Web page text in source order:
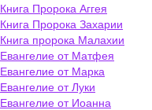
Книга Пророка Аггея
Книга Пророка Захарии
Книга пророка Малахии
Евангелие от Матфея
Евангелие от Марка
Евангелие от Луки
Евангелие от Иоанна